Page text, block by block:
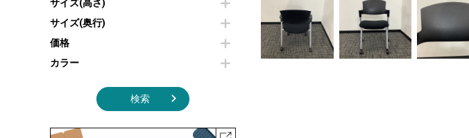
ダストボックス（ゴミ箱）
インテリア家具その他
季節家電
その他キッチン家電・オフィス家電
サイズ(高さ)
サイズ(奥行)
価格
カラー
検索